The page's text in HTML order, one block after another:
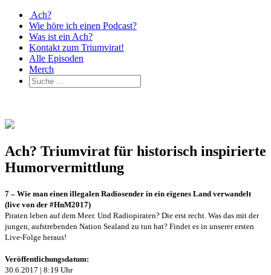
Ach?
Wie höre ich einen Podcast?
Was ist ein Ach?
Kontakt zum Triumvirat!
Alle Episoden
Merch
Ach? Triumvirat für historisch inspirierte
Humorvermittlung
7 – Wie man einen illegalen Radiosender in ein eigenes Land verwandelt
(live von der #HnM2017)
Piraten leben auf dem Meer. Und Radiopiraten? Die erst recht. Was das mit der
jungen, aufstrebenden Nation Sealand zu tun hat? Findet es in unserer ersten
Live-Folge heraus!
Veröffentlichungsdatum:
30.6.2017 | 8:19 Uhr